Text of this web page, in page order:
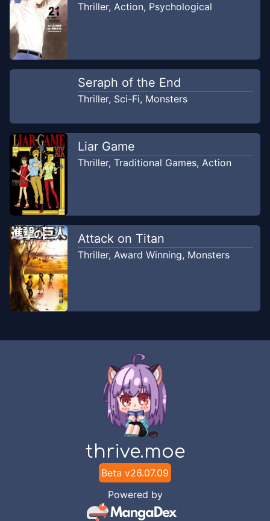
Thriller, Action, Psychological
Seraph of the End
Thriller, Sci-Fi, Monsters
Liar Game
Thriller, Traditional Games, Action
Attack on Titan
Thriller, Award Winning, Monsters
thrive.moe
Beta v26.07.09
Powered by